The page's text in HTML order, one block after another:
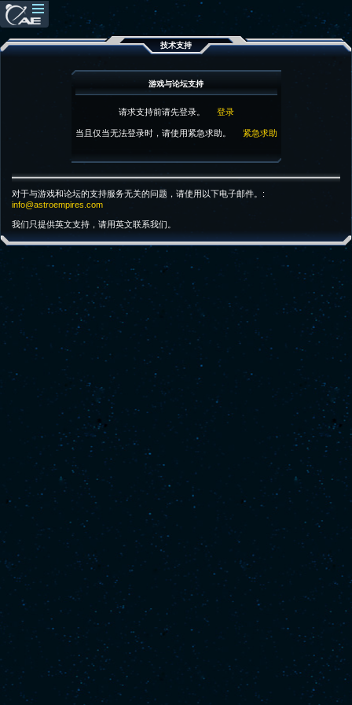
技术支持
游戏与论坛支持
请求支持前请先登录。 登录
当且仅当无法登录时，请使用紧急求助。 紧急求助
对于与游戏和论坛的支持服务无关的问题，请使用以下电子邮件。:
info@astroempires.com
我们只提供英文支持，请用英文联系我们。